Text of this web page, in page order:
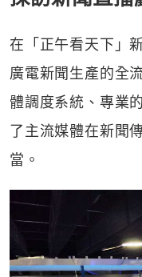
在「正午看天下」
廣電新聞生產的全
體調度系統、專業
了主流媒體在新聞
當。